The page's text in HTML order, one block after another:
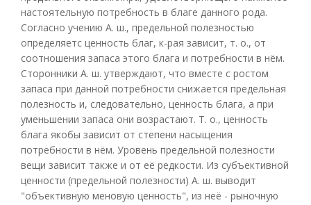
настоятельную потребность в благе данного рода.
Согласно учению А. ш., предельной полезностью
определяетс ценность благ, к-рая зависит, т. о., от
соотношения запаса этого блага и потребности в нём.
Сторонники А. ш. утверждают, что вместе с ростом
запаса при данной потребности снижается предельная
полезность и, следовательно, ценность блага, а при
уменьшении запаса они возрастают. Т. о., ценность
блага якобы зависит от степени насыщения
потребности в нём. Уровень предельной полезности
вещи зависит также и от её редкости. Из субъективной
ценности (предельной полезности) А. ш. выводит
"объективную меновую ценность", из неё - рыночную